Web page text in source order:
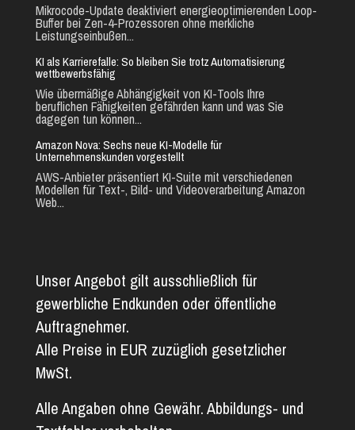
Mikrocode-Update deaktiviert energieoptimierenden Loop-
Buffer bei Zen-4-Prozessoren ohne merkliche
Leistungseinbußen...
KI als Karrierefalle: So bleiben Sie trotz Automatisierung
wettbewerbsfähig
Wie übermäßige Abhängigkeit von KI-Tools Ihre
beruflichen Fähigkeiten gefährden kann und was Sie
dagegen tun können...
Amazon Nova: Sechs neue KI-Modelle für
Unternehmenskunden vorgestellt
AWS-Anbieter präsentiert KI-Suite mit verschiedenen
Modellen für Text-, Bild- und Videoverarbeitung Amazon
Web...
Unser Angebot gilt ausschließlich für
gewerbliche Endkunden oder öffentliche
Auftragnehmer.
Alle Preise in EUR zuzüglich gesetzlicher
MwSt.
Alle Angaben ohne Gewähr. Abbildungs- und